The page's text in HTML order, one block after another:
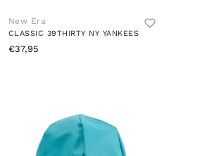
New Era
CLASSIC 39THIRTY NY YANKEES
€37,95